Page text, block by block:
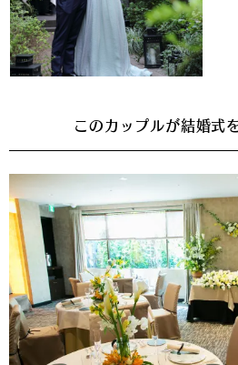
このカップルが結婚式